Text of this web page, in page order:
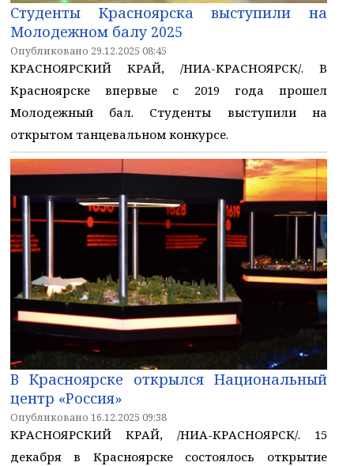
Студенты Красноярска выступили на
Молодежном балу 2025
Опубликовано 29.12.2025 08:45
КРАСНОЯРСКИЙ КРАЙ, /НИА-КРАСНОЯРСК/. В
Красноярске впервые с 2019 года прошел
Молодежный бал. Студенты выступили на
открытом танцевальном конкурсе.
В Красноярске открылся Национальный
центр «Россия»
Опубликовано 16.12.2025 09:38
КРАСНОЯРСКИЙ КРАЙ, /НИА-КРАСНОЯРСК/. 15
декабря в Красноярске состоялось открытие